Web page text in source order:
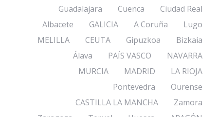
Guadalajara
Cuenca
Ciudad Real
Albacete
GALICIA A Coruña
Lugo
MELILLA
CEUTA Gipuzkoa
Bizkaia
Álava
PAÍS VASCO
NAVARRA
MURCIA
MADRID
LA RIOJA
Pontevedra
Ourense
CASTILLA LA MANCHA
Zamora